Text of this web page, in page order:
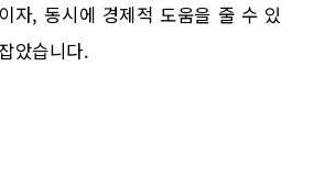
자, 동시에 경제적 도움을 줄 수 있
았습니다.